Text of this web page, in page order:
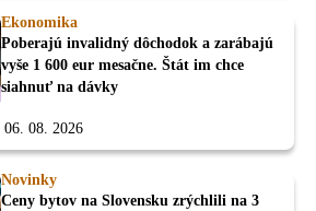
Ekonomika
Poberajú invalidný dôchodok a zarábajú
vyše 1 600 eur mesačne. Štát im chce
siahnuť na dávky
06. 08. 2026
Novinky
Ceny bytov na Slovensku zrýchlili na 3